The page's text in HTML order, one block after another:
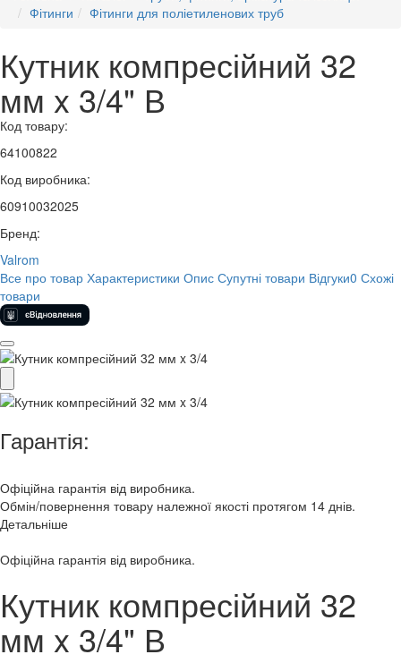
Фітинги
Фітинги для поліетиленових труб
Кутник компресійний 32
мм x 3/4" В
Код товару:
64100822
Код виробника:
60910032025
Бренд:
Valrom
Все про товар Характеристики Опис Супутні товари Відгуки0 Схожі
товари
Гарантія:
Офіційна гарантія від виробника.
Обмін/повернення товару належної якості протягом 14 днів.
Детальніше
Офіційна гарантія від виробника.
Кутник компресійний 32
мм x 3/4" В